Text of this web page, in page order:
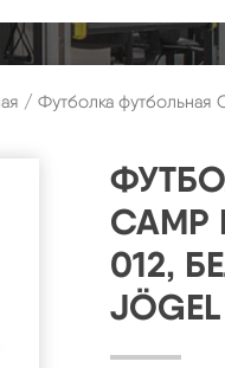
/ Футболка футбольная
CAMP
012,